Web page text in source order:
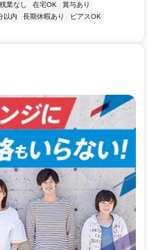
残業なし 在宅OK
賞与あり
以内 長期休暇あり
ピアスOK